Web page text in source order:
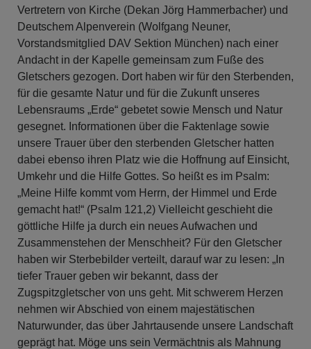
Vertretern von Kirche (Dekan Jörg Hammerbacher) und
Deutschem Alpenverein (Wolfgang Neuner,
Vorstandsmitglied DAV Sektion München) nach einer
Andacht in der Kapelle gemeinsam zum Fuße des
Gletschers gezogen. Dort haben wir für den Sterbenden,
für die gesamte Natur und für die Zukunft unseres
Lebensraums „Erde“ gebetet sowie Mensch und Natur
gesegnet. Informationen über die Faktenlage sowie
unsere Trauer über den sterbenden Gletscher hatten
dabei ebenso ihren Platz wie die Hoffnung auf Einsicht,
Umkehr und die Hilfe Gottes. So heißt es im Psalm:
„Meine Hilfe kommt vom Herrn, der Himmel und Erde
gemacht hat!“ (Psalm 121,2) Vielleicht geschieht die
göttliche Hilfe ja durch ein neues Aufwachen und
Zusammenstehen der Menschheit? Für den Gletscher
haben wir Sterbebilder verteilt, darauf war zu lesen: „In
tiefer Trauer geben wir bekannt, dass der
Zugspitzgletscher von uns geht. Mit schwerem Herzen
nehmen wir Abschied von einem majestätischen
Naturwunder, das über Jahrtausende unsere Landschaft
geprägt hat. Möge uns sein Vermächtnis als Mahnung